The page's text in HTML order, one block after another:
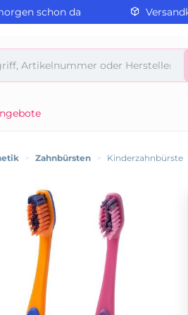
schon da
> Zahnbürsten > Kinderzahnbürste